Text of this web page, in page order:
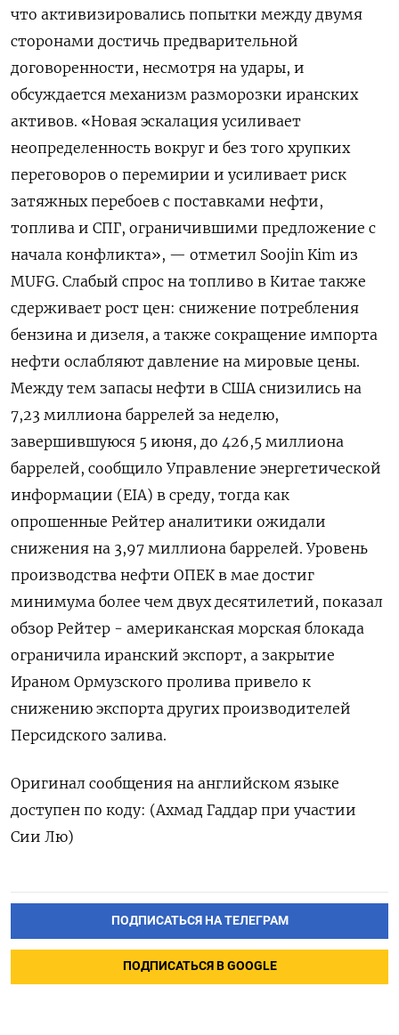
что активизировались попытки между ​двумя
сторонами достичь предварительной
договоренности, несмотря на удары, и
обсуждается механизм разморозки ‌иранских
активов. «Новая эскалация усиливает
неопределенность вокруг и без того хрупких
переговоров о перемирии и усиливает риск
затяжных перебоев с ​поставками нефти,
топлива ​и СПГ, ограничившими предложение ‌с
начала конфликта», — отметил Soojin Kim из
MUFG. Слабый спрос на ​топливо в Китае также
сдерживает рост цен: cнижение потребления
бензина и дизеля, а также сокращение импорта
нефти ослабляют давление на мировые цены.
Между тем запасы нефти в США снизились на
7,23 миллиона баррелей за неделю,
завершившуюся 5 июня, до 426,5 миллиона
баррелей, сообщило Управление энергетической
информации (EIA) в ​среду, тогда как
опрошенные Рейтер ⁠аналитики ожидали
снижения на 3,97 миллиона баррелей. Уровень
производства нефти ОПЕК в мае достиг
минимума более ‌чем двух десятилетий, показал
обзор Рейтер - американская морская блокада
ограничила иранский ‌экспорт, а закрытие
Ираном Ормузского пролива привело к
снижению экспорта других производителей ​
Персидского залива.
Оригинал сообщения на английском языке
доступен по ‌коду: (Ахмад Гаддар при участии
Сии Лю)
ПОДПИСАТЬСЯ НА ТЕЛЕГРАМ
ПОДПИСАТЬСЯ В GOOGLE